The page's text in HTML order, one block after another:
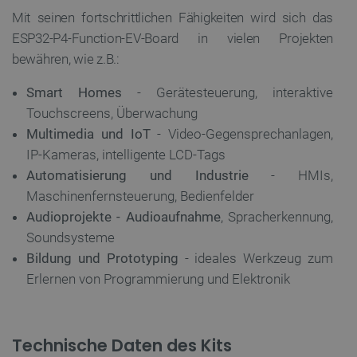
Mit seinen fortschrittlichen Fähigkeiten wird sich das
ESP32-P4-Function-EV-Board in vielen Projekten
bewähren, wie z.B.:
Smart Homes - Gerätesteuerung, interaktive
Touchscreens, Überwachung
Multimedia und IoT- Video-Gegensprechanlagen,
IP-Kameras, intelligente LCD-Tags
Automatisierung und Industrie- HMIs,
Maschinenfernsteuerung, Bedienfelder
Audioprojekte - Audioaufnahme, Spracherkennung,
Soundsysteme
Bildung und Prototyping - ideales Werkzeug zum
Erlernen von Programmierung und Elektronik
Technische Daten des Kits
PrestaShop-[abcdef0123456789]{32}
LaVisitorId_Ym90bGFuZC5sYWRlc2suY29tLw .botland.de
critData botland.de